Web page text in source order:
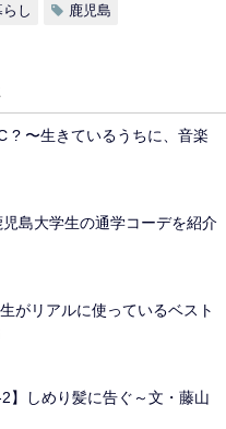
し 鹿児島
? 〜生きているうちに、音楽
児島大学生の通学コーデを紹介
がリアルに使っているベスト
2】しめり髪に告ぐ～文・藤山